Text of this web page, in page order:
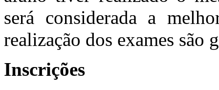
será considerada a
realização dos exames são
Inscrições